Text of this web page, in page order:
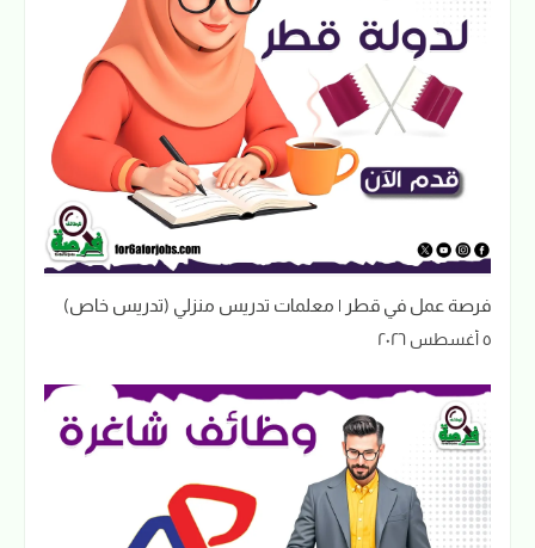
فرصة عمل في قطر | معلمات تدريس منزلي (تدريس خاص)
٥ أغسطس ٢٠٢٦